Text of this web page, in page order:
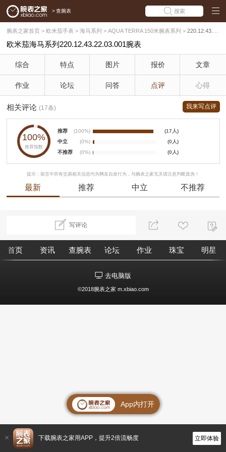
> 查腕表 搜索
腕表之家首页 > 欧米茄手表 > 海马系列 > AQUA TERRA 150米腕表系列 > 220.12.43.22.03.001
欧米茄海马系列220.12.43.22.03.001腕表
综合 特点 图片 报价 文章
作业 论坛 问答 点评 心得
相关评论 (17条) 我来写点评
100%
推荐指数
推荐 (100%)
(17人)
中立
(0%)
(0人)
不推荐
(0%) (0人)
提示：留言中所有交易相关信息均为网友自发行为，与腕表之家无关请注意判断真伪！
最新 推荐 中立 不推荐
写评论
首页 资讯 查腕表 论坛 作业 珠宝 明星
去电脑版
©2018腕表之家 m.xbiao.com
App内打开
下载腕表之家用APP，提升2倍流畅度 立即体验